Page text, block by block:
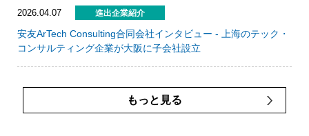
2026.04.07 進出企業紹介
安友ArTech Consulting合同会社インタビュー - 上海のテック・
コンサルティング企業が大阪に子会社設立
もっと見る